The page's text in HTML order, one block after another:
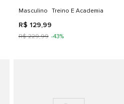
Masculino Treino E Academia
R$ 129,99
R$ 229,99 -43%